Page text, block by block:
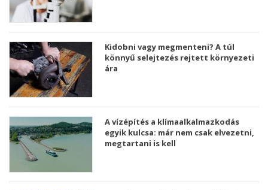
Kidobni vagy megmenteni? A túl
könnyű selejtezés rejtett környezeti
ára
A vízépítés a klímaalkalmazkodás
egyik kulcsa: már nem csak elvezetni,
megtartani is kell